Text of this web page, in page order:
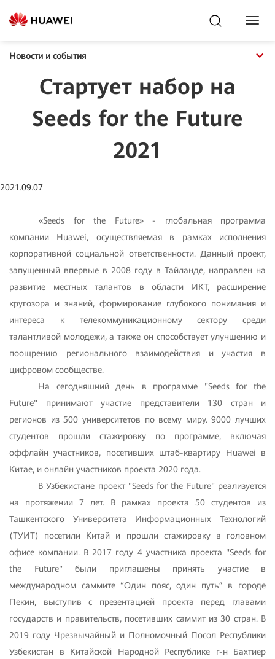
Новости и события
Стартует набор на
Seeds for the Future
2021
2021.09.07
«Seeds for the Future» - глобальная программа
компании Huawei, осуществляемая в рамках исполнения
корпоративной социальной ответственности. Данный проект,
запущенный впервые в 2008 году в Тайланде, направлен на
развитие местных талантов в области ИКТ, расширение
кругозора и знаний, формированиe глубокого понимания и
интереса к телекоммуникационному сектору среди
талантливой молодежи, а также он способствует улучшению и
поощрению регионального взаимодействия и участия в
цифровом сообществе.
На сегодняшний день в программе "Seeds for the
Future" принимают участие представители 130 стран и
регионов из 500 университетов по всему миру. 9000 лучших
студентов прошли стажировку по программе, включая
оффлайн участников, посетивших штаб-квартиру Huawei в
Китае, и онлайн участников проекта 2020 года.
В Узбекистане проект "Seeds for the Future" реализуется
на протяжении 7 лет. В рамках проекта 50 студентов из
Ташкентского Университета Информационных Технологий
(ТУИТ) посетили Китай и прошли стажировку в головном
офисе компании. В 2017 году 4 участника проекта "Seeds for
the Future" были приглашены принять участие в
международном саммите “Один пояс, один путь” в городе
Пекин, выступив с презентацией проекта перед главами
государств и правительств, посетивших саммит из 30 стран. В
2019 году Чрезвычайный и Полномочный Посол Республики
Узбекистан в Китайской Народной Республике г-н Бахтиер